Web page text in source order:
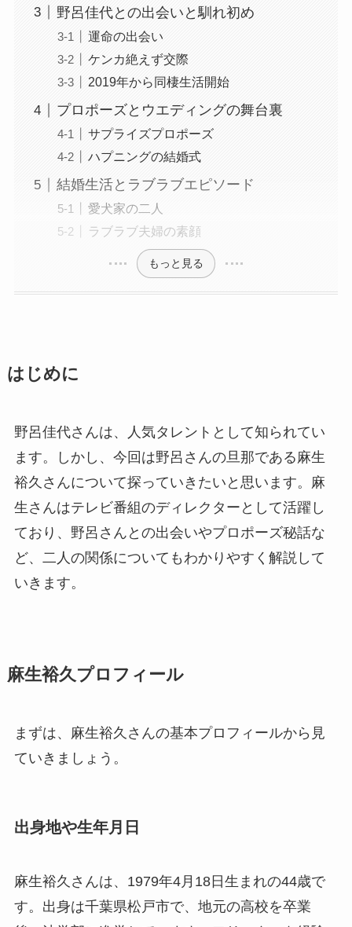
野呂佳代との出会いと馴れ初め
運命の出会い
ケンカ絶えず交際
2019年から同棲生活開始
プロポーズとウエディングの舞台裏
サプライズプロポーズ
ハプニングの結婚式
結婚生活とラブラブエピソード
愛犬家の二人
ラブラブ夫婦の素顔
もっと見る
はじめに
野呂佳代さんは、人気タレントとして知られてい
ます。しかし、今回は野呂さんの旦那である麻生
裕久さんについて探っていきたいと思います。麻
生さんはテレビ番組のディレクターとして活躍し
ており、野呂さんとの出会いやプロポーズ秘話な
ど、二人の関係についてもわかりやすく解説して
いきます。
麻生裕久プロフィール
まずは、麻生裕久さんの基本プロフィールから見
ていきましょう。
出身地や生年月日
麻生裕久さんは、1979年4月18日生まれの44歳で
す。出身は千葉県松戸市で、地元の高校を卒業